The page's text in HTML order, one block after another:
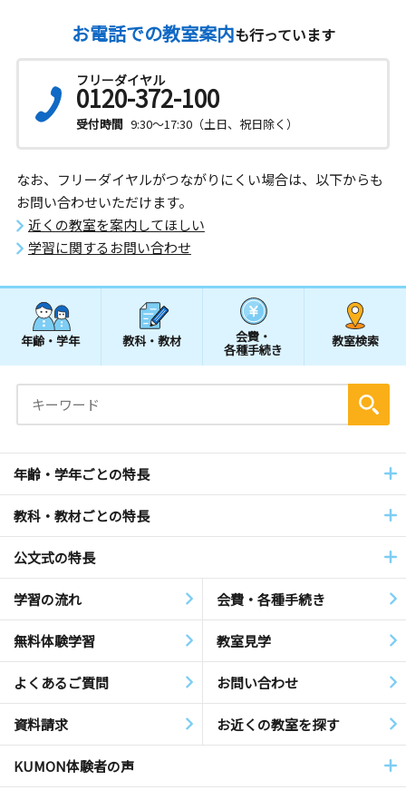
お電話での教室案内も行っています
フリーダイヤル
0120-372-100
受付時間 9:30～17:30（土日、祝日除く）
なお、フリーダイヤルがつながりにくい場合は、以下からも
お問い合わせいただけます。
近くの教室を案内してほしい
学習に関するお問い合わせ
年齢・学年 教科・教材 会費・
各種手続き
教室検索
年齢・学年ごとの特長
教科・教材ごとの特長
公文式の特長
学習の流れ 会費・各種手続き
無料体験学習 教室見学
よくあるご質問 お問い合わせ
資料請求 お近くの教室を探す
KUMON体験者の声